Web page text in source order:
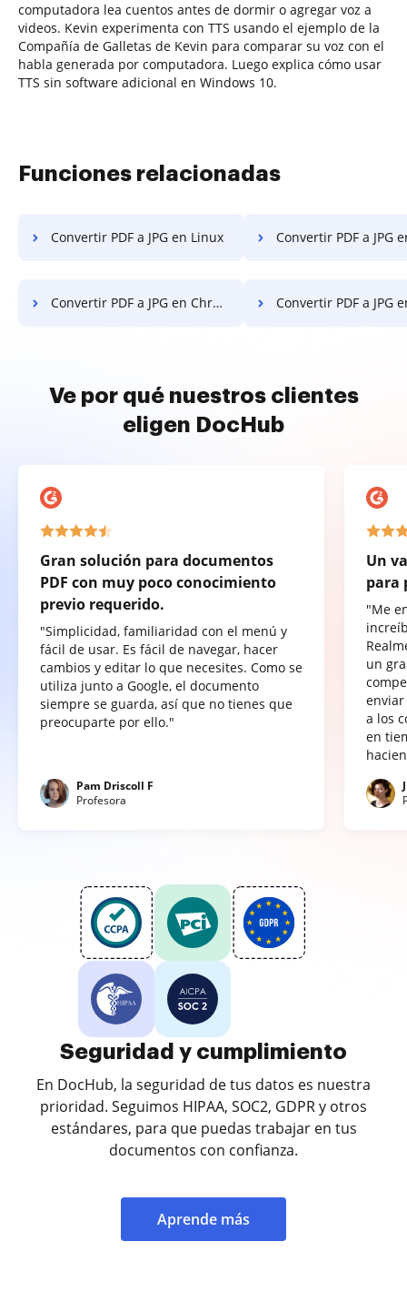
computadora lea cuentos antes de dormir o agregar voz a
videos. Kevin experimenta con TTS usando el ejemplo de la
Compañía de Galletas de Kevin para comparar su voz con el
habla generada por computadora. Luego explica cómo usar
TTS sin software adicional en Windows 10.
Funciones relacionadas
Convertir PDF a JPG en Linux Convertir PDF a JPG en
Convertir PDF a JPG en Chromebook Convertir PDF a JPG
Ve por qué nuestros clientes
eligen DocHub
Gran solución para documentos
PDF con muy poco conocimiento
previo requerido.
"Simplicidad, familiaridad con el menú y
fácil de usar. Es fácil de navegar, hacer
cambios y editar lo que necesites. Como se
utiliza junto a Google, el documento
siempre se guarda, así que no tienes que
preocuparte por ello."
Pam Driscoll F
Profesora
Un
para
"Me
un
a los
en
Seguridad y cumplimiento
En DocHub, la seguridad de tus datos es nuestra
prioridad. Seguimos HIPAA, SOC2, GDPR y otros
estándares, para que puedas trabajar en tus
documentos con confianza.
Aprende más